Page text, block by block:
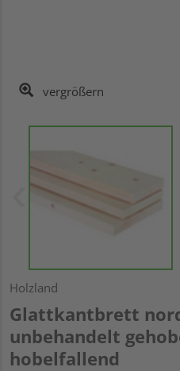
vergrößern
Holzland
Glattkantbrett
unbehandelt
hobelfallend